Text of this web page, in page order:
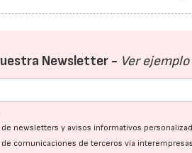
Newsletter - Ver ejemplo
newsletters y avisos informativos
comunicaciones de terceros vía